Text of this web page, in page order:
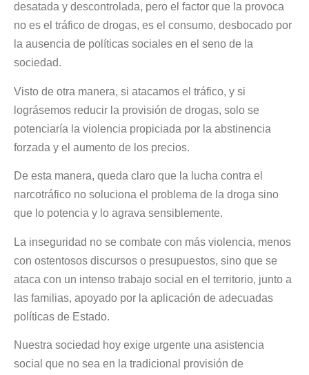
desatada y descontrolada, pero el factor que la provoca
no es el tráfico de drogas, es el consumo, desbocado por
la ausencia de políticas sociales en el seno de la
sociedad.
Visto de otra manera, si atacamos el tráfico, y si
lográsemos reducir la provisión de drogas, solo se
potenciaría la violencia propiciada por la abstinencia
forzada y el aumento de los precios.
De esta manera, queda claro que la lucha contra el
narcotráfico no soluciona el problema de la droga sino
que lo potencia y lo agrava sensiblemente.
La inseguridad no se combate con más violencia, menos
con ostentosos discursos o presupuestos, sino que se
ataca con un intenso trabajo social en el territorio, junto a
las familias, apoyado por la aplicación de adecuadas
políticas de Estado.
Nuestra sociedad hoy exige urgente una asistencia
social que no sea en la tradicional provisión de